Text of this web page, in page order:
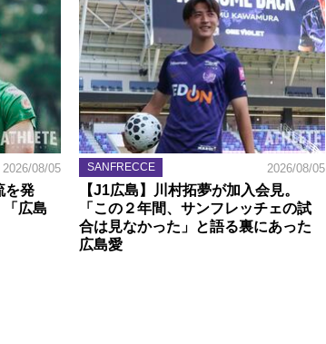
2026/08/05
を発
広島
SANFRECCE 2026/08/05
【J1広島】川村拓夢が加入会見。
「この２年間、サンフレッチェの試
合は見なかった」と語る裏にあった
広島愛